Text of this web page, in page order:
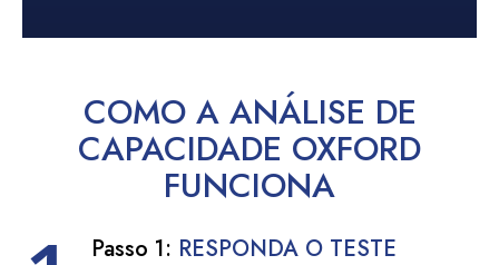
COMO A ANÁLISE DE
CAPACIDADE OXFORD
FUNCIONA
Passo 1: RESPONDA O TESTE